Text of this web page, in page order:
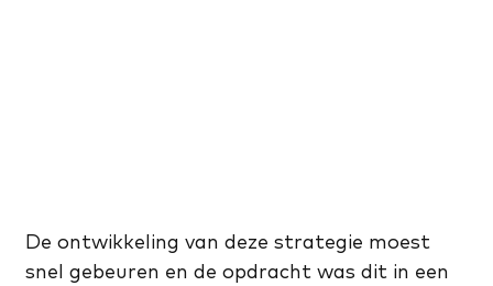
De ontwikkeling van deze strategie moest
snel gebeuren en de opdracht was dit in een